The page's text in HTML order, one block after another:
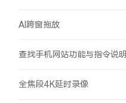
AI跨窗拖放
查找手机网站功能与指令说明
全焦段4K延时录像